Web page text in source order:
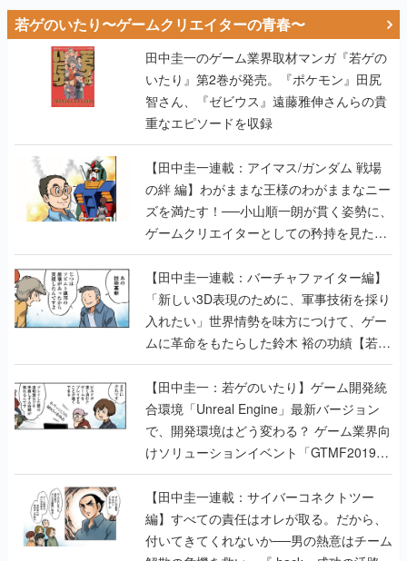
若ゲのいたり〜ゲームクリエイターの青春〜
田中圭一のゲーム業界取材マンガ『若ゲの
いたり』第2巻が発売。『ポケモン』田尻
智さん、『ゼビウス』遠藤雅伸さんらの貴
重なエピソードを収録
【田中圭一連載：アイマス/ガンダム 戦場
の絆 編】わがままな王様のわがままなニー
ズを満たす！──小山順一朗が貫く姿勢に、
ゲームクリエイターとしての矜持を見た
【若ゲのいたり最終回】
【田中圭一連載：バーチャファイター編】
「新しい3D表現のために、軍事技術を採り
入れたい」世界情勢を味方につけて、ゲー
ムに革命をもたらした鈴木 裕の功績【若ゲ
のいたり】
【田中圭一：若ゲのいたり】ゲーム開発統
合環境「Unreal Engine」最新バージョン
で、開発環境はどう変わる？ ゲーム業界向
けソリューションイベント「GTMF2019」
に行って、より理解を深めよう【PR】
【田中圭一連載：サイバーコネクトツー
編】すべての責任はオレが取る。だから、
付いてきてくれないか──男の熱意はチーム